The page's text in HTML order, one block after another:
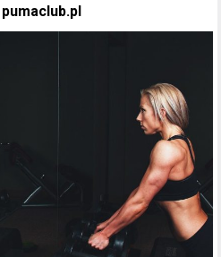
pumaclub.pl